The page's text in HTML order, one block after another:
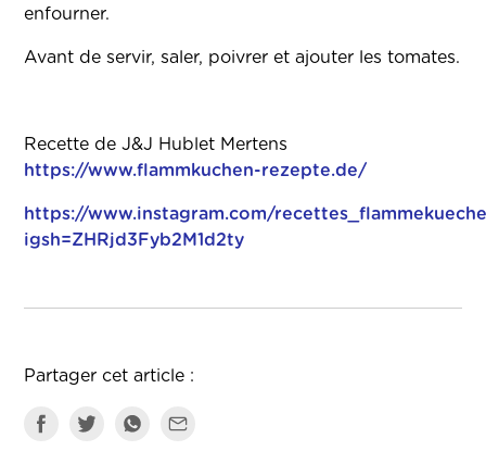
enfourner.
Avant de servir, saler, poivrer et ajouter les tomates.
Recette de J&J Hublet Mertens
https://www.flammkuchen-rezepte.de/
https://www.instagram.com/
igsh=ZHRjd3Fyb2M1d2ty
Partager cet article :